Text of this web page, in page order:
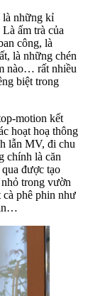
là những kỉ
ấm trà của
công, là
là những chén
nào… rất nhiều
biệt trong
motion kết
hoạt hoạ thông
lẫn MV, đi chu
chính là căn
được tạo
trong vườn
phê phin như